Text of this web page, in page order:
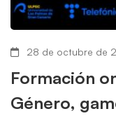
28 de octubre de
Formación
Género,